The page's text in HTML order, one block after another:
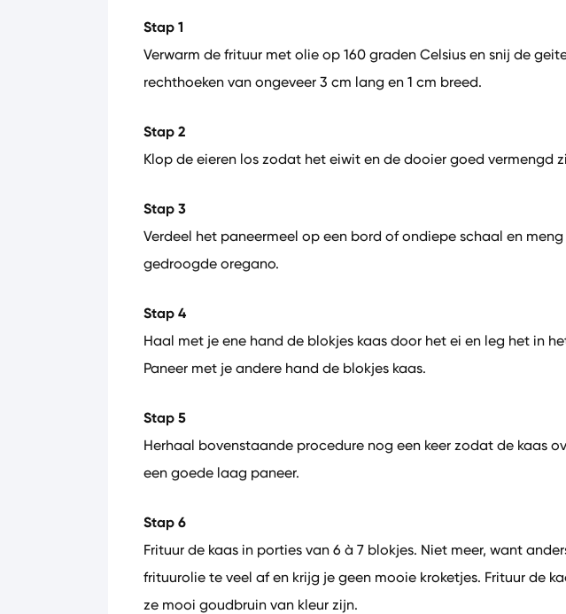
Stap 1
Verwarm de frituur met olie op 160 graden Celsius en snij de
rechthoeken van ongeveer 3 cm lang en 1 cm breed.
Stap 2
Klop de eieren los zodat het eiwit en de dooier goed vermengd
Stap 3
Verdeel het paneermeel op een bord of ondiepe schaal en
gedroogde oregano.
Stap 4
Haal met je ene hand de blokjes kaas door het ei en leg het in
Paneer met je andere hand de blokjes kaas.
Stap 5
Herhaal bovenstaande procedure nog een keer zodat de kaas
een goede laag paneer.
Stap 6
Frituur de kaas in porties van 6 à 7 blokjes. Niet meer, want
frituurolie te veel af en krijg je geen mooie kroketjes. Frituur de
ze mooi goudbruin van kleur zijn.